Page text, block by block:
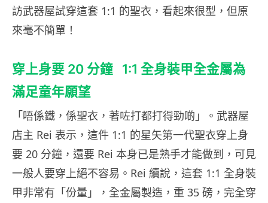
訪武器屋試穿這套 1:1 的聖衣，看起來很型，但原
來毫不簡單！
穿上身要 20 分鐘 1:1 全身裝甲全金屬為
滿足童年願望
「唔係鐵，係聖衣，著咗打都打得勁啲」。武器屋
店主 Rei 表示，這件 1:1 的星矢第一代聖衣穿上身
要 20 分鐘，還要 Rei 本身已是熟手才能做到，可見
一般人要穿上絕不容易。Rei 續說，這套 1:1 全身裝
甲非常有「份量」，全金屬製造，重 35 磅，完全穿